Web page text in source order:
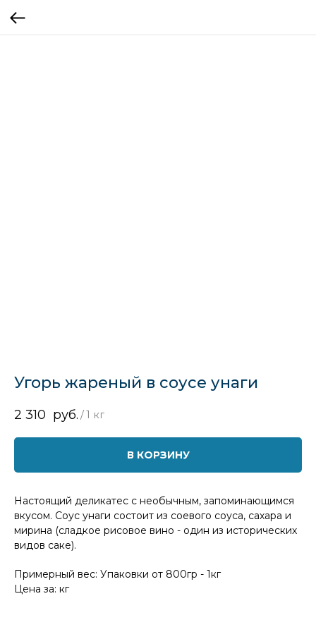
Угорь жареный в соусе унаги
2 310 руб. /1 кг
В КОРЗИНУ
Настоящий деликатес с необычным, запоминающимся
вкусом. Соус унаги состоит из соевого соуса, сахара и
мирина (сладкое рисовое вино - один из исторических
видов саке).
Примерный вес: Упаковки от 800гр - 1кг
Цена за: кг